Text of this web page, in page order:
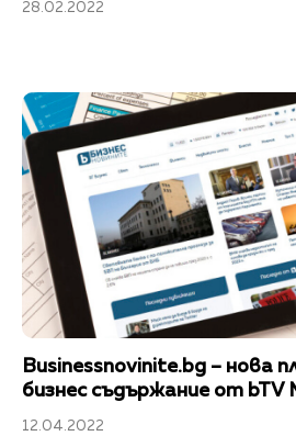
28.02.2022
Businessnovinite.bg – новa
бизнес съдържание от bTV
12.04.2022